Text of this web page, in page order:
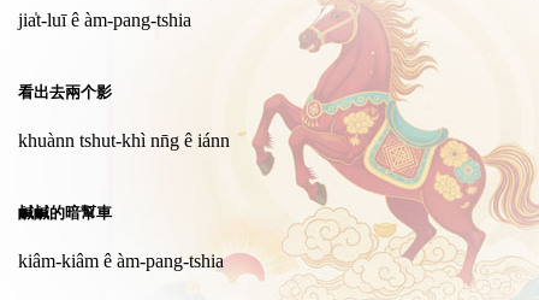
jia̍t-luī ê àm-pang-tshia
看出去兩个影
khuànn tshut-khì nn̄g ê iánn
鹹鹹的暗幫車
kiâm-kiâm ê àm-pang-tshia